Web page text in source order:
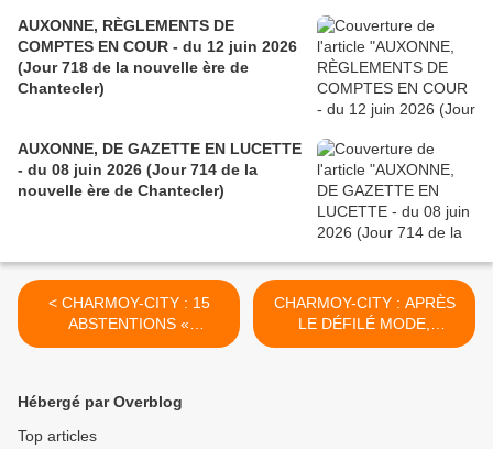
AUXONNE, RÈGLEMENTS DE
COMPTES EN COUR - du 12 juin 2026
(Jour 718 de la nouvelle ère de
Chantecler)
AUXONNE, DE GAZETTE EN LUCETTE
- du 08 juin 2026 (Jour 714 de la
nouvelle ère de Chantecler)
< CHARMOY-CITY : 15
ABSTENTIONS «
DYNAMIQUES » À LA CAP
le vote négatif fondateur)
CHARMOY-CITY : APRÈS
LE DÉFILÉ MODE,
QUESTIONS SUR UN T-
Hébergé par Overblog
Top articles